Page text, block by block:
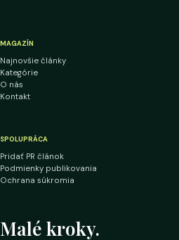
MAGAZÍN
Najnovšie články
Kategórie
O nás
Kontakt
SPOLUPRÁCA
Pridať PR článok
Podmienky publikovania
Ochrana súkromia
Malé kroky.